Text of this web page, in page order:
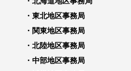
東北地区事務局
関東地区事務局
北陸地区事務局
中部地区事務局